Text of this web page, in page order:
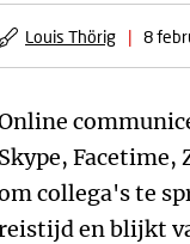
Louis Thörig | 8
Skype, Facetime,
collega's te
en blijkt